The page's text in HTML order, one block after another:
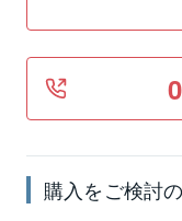
購入をご検討